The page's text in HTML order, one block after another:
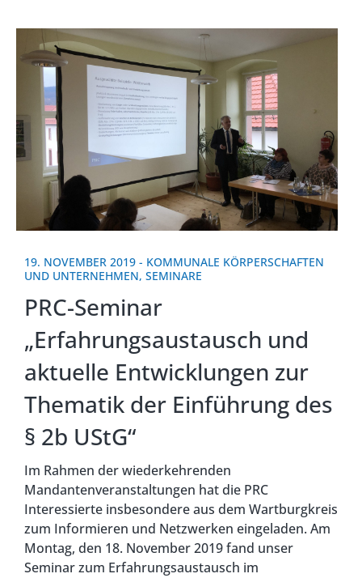
19. NOVEMBER 2019 - KOMMUNALE KÖRPERSCHAFTEN
UND UNTERNEHMEN, SEMINARE
PRC-Seminar
„Erfahrungsaustausch und
aktuelle Entwicklungen zur
Thematik der Einführung des
§ 2b UStG“
Im Rahmen der wiederkehrenden
Mandantenveranstaltungen hat die PRC
Interessierte insbesondere aus dem Wartburgkreis
zum Informieren und Netzwerken eingeladen. Am
Montag, den 18. November 2019 fand unser
Seminar zum Erfahrungsaustausch im